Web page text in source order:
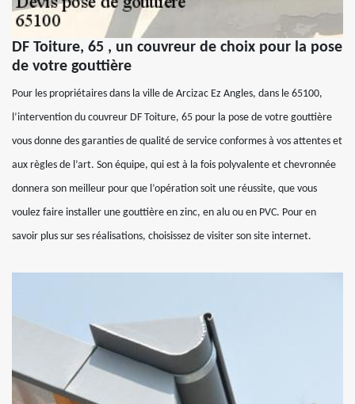
DF Toiture, 65 , un couvreur de choix pour la pose
de votre gouttière
Pour les propriétaires dans la ville de Arcizac Ez Angles, dans le 65100,
l’intervention du couvreur DF Toiture, 65 pour la pose de votre gouttière
vous donne des garanties de qualité de service conformes à vos attentes et
aux règles de l’art. Son équipe, qui est à la fois polyvalente et chevronnée
donnera son meilleur pour que l’opération soit une réussite, que vous
voulez faire installer une gouttière en zinc, en alu ou en PVC. Pour en
savoir plus sur ses réalisations, choisissez de visiter son site internet.